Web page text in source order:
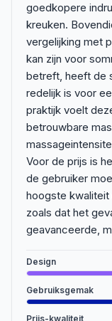
goedkopere
kreuken.
vergelijking met
kan zijn voor
betreft, heeft de
redelijk is voor
praktijk voelt
betrouwbare
Voor de prijs is
de gebruiker
hoogste kwaliteit
zoals dat het
geavanceerde,
Design
Gebruiksgemak
Prijs-kwaliteit